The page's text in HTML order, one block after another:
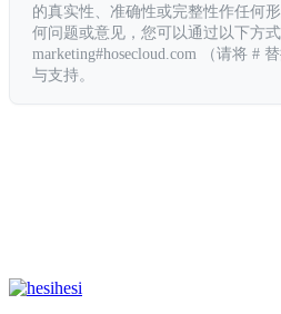
的真实性、准确性或完整性作任何
何问题或意见，您可以通过以下方
marketing#hosecloud.com （请将 #
与支持。
hesi